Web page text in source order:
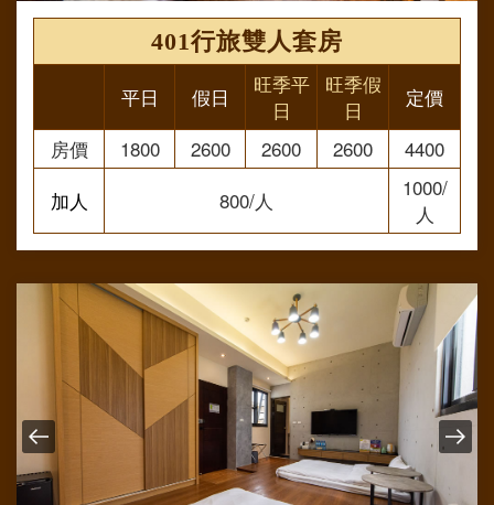
401行旅雙人套房
平日
假日
旺季平
日
旺季假
日
定價
房價
1800 2600 2600 2600
4400
加人
800/人
1000/
人